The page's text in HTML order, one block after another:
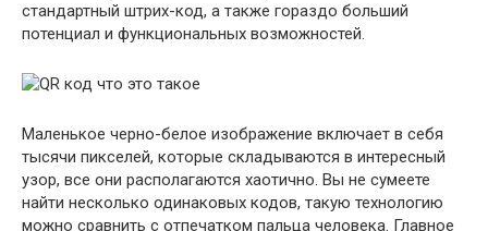
стандартный штрих-код, а также гораздо больший
потенциал и функциональных возможностей.
Маленькое черно-белое изображение включает в себя
тысячи пикселей, которые складываются в интересный
узор, все они располагаются хаотично. Вы не сумеете
найти несколько одинаковых кодов, такую технологию
можно сравнить с отпечатком пальца человека. Главное